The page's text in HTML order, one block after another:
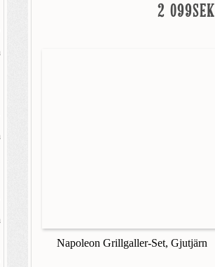
2 099SEK
Napoleon Grillgaller-Set, Gjutjärn